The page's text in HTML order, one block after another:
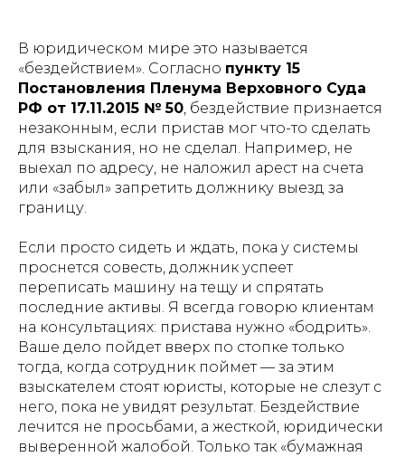
возбуждено, но по нему месяцами не
совершается ни одного живого
действия.
В юридическом мире это называется
«бездействием». Согласно пункту 15
Постановления Пленума Верховного Суда
РФ от 17.11.2015 № 50, бездействие признается
незаконным, если пристав мог что-то сделать
для взыскания, но не сделал. Например, не
выехал по адресу, не наложил арест на счета
или «забыл» запретить должнику выезд за
границу.
Если просто сидеть и ждать, пока у системы
проснется совесть, должник успеет
переписать машину на тещу и спрятать
последние активы. Я всегда говорю клиентам
на консультациях: пристава нужно «бодрить».
Ваше дело пойдет вверх по стопке только
тогда, когда сотрудник поймет — за этим
взыскателем стоят юристы, которые не слезут с
него, пока не увидят результат. Бездействие
лечится не просьбами, а жесткой, юридически
выверенной жалобой. Только так «бумажная